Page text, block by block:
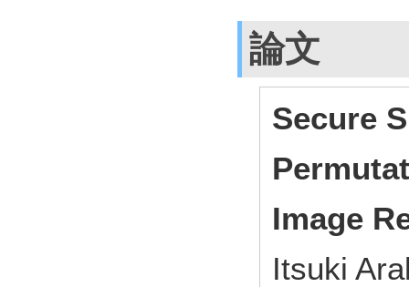
論文
Secure
Image
Itsuki